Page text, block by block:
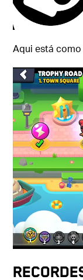
Aqui está